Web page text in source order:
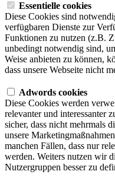
Essentielle cookies
Diese Cookies sind
verfügbaren Dienste zur
Funktionen zu nutzen (z.B.
unbedingt notwendig sind,
Weise anbieten zu können,
dass unsere Webseite nicht
Adwords cookies
Diese Cookies werden
relevanter und interessanter
sicher, dass nicht mehrmals
unsere
manchen Fällen, dass nur
werden. Weiters nutzen wir
Nutzergruppen besser zu